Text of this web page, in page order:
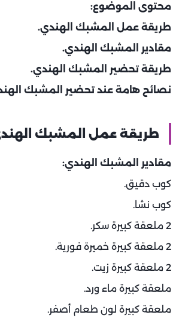
محتوى الموضوع:
طريقة عمل المشبك الهندي.‏
مقادير المشبك الهندي.
طريقة تحضير المشبك الهندي.‏
نصائح هامة عند تحضير المشبك
طريقة عمل المشبك
مقادير المشبك الهندي:
كوب دقيق.
كوب نشا.
2 ملعقة كبيرة سكر.
2 ملعقة كبيرة خميرة فورية.
2 ملعقة كبيرة زيت.
ملعقة كبيرة ماء ورد.
ملعقة كبيرة لون طعام أصفر.